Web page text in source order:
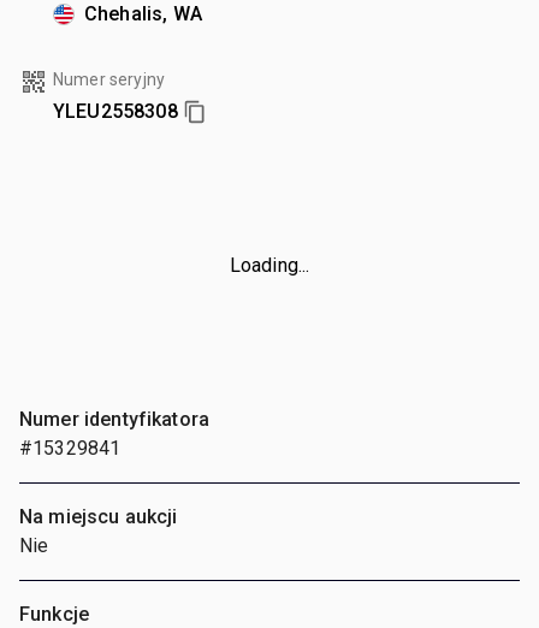
Chehalis, WA
Numer seryjny
YLEU2558308
Loading...
Numer identyfikatora
#15329841
Na miejscu aukcji
Nie
Funkcje